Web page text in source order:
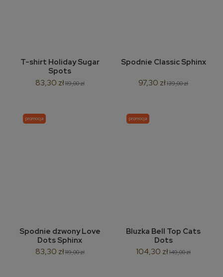
T-shirt Holiday Sugar
Spots
83,30 zł119,00 zł
Spodnie Classic Sphinx
97,30 zł139,00 zł
Spodnie dzwony Love
Dots Sphinx
83,30 zł119,00 zł
promocja
Bluzka Bell Top Cats
Dots
104,30 zł149,00 zł
promocja